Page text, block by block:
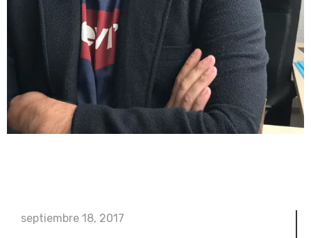
septiembre 18, 2017